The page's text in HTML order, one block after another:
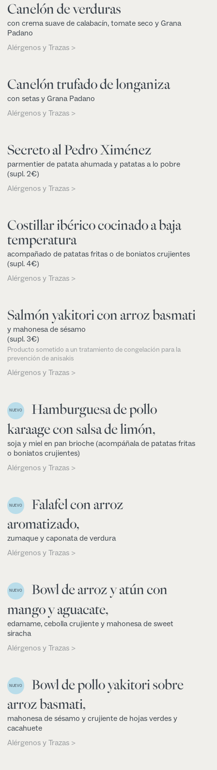
Canelón de verduras
con crema suave de calabacín, tomate seco y Grana
Padano
Alérgenos y Trazas >
Canelón trufado de longaniza
con setas y Grana Padano
Alérgenos y Trazas >
Secreto al Pedro Ximénez
parmentier de patata ahumada y patatas a lo pobre
(supl. 2€)
Alérgenos y Trazas >
Costillar ibérico cocinado a baja
temperatura
acompañado de patatas fritas o de boniatos crujientes
(supl. 4€)
Alérgenos y Trazas >
Salmón yakitori con arroz basmati
y mahonesa de sésamo
(supl. 3€)
Producto sometido a un tratamiento de congelación para la
prevención de anisakis
Alérgenos y Trazas >
NUEVO
Hamburguesa de pollo
karaage con salsa de limón,
soja y miel en pan brioche (acompáñala de patatas fritas
o boniatos crujientes)
Alérgenos y Trazas >
NUEVO
Falafel con arroz
aromatizado,
zumaque y caponata de verdura
Alérgenos y Trazas >
NUEVO
Bowl de arroz y atún con
mango y aguacate,
edamame, cebolla crujiente y mahonesa de sweet
siracha
Alérgenos y Trazas >
NUEVO
Bowl de pollo yakitori sobre
arroz basmati,
mahonesa de sésamo y crujiente de hojas verdes y
cacahuete
Alérgenos y Trazas >